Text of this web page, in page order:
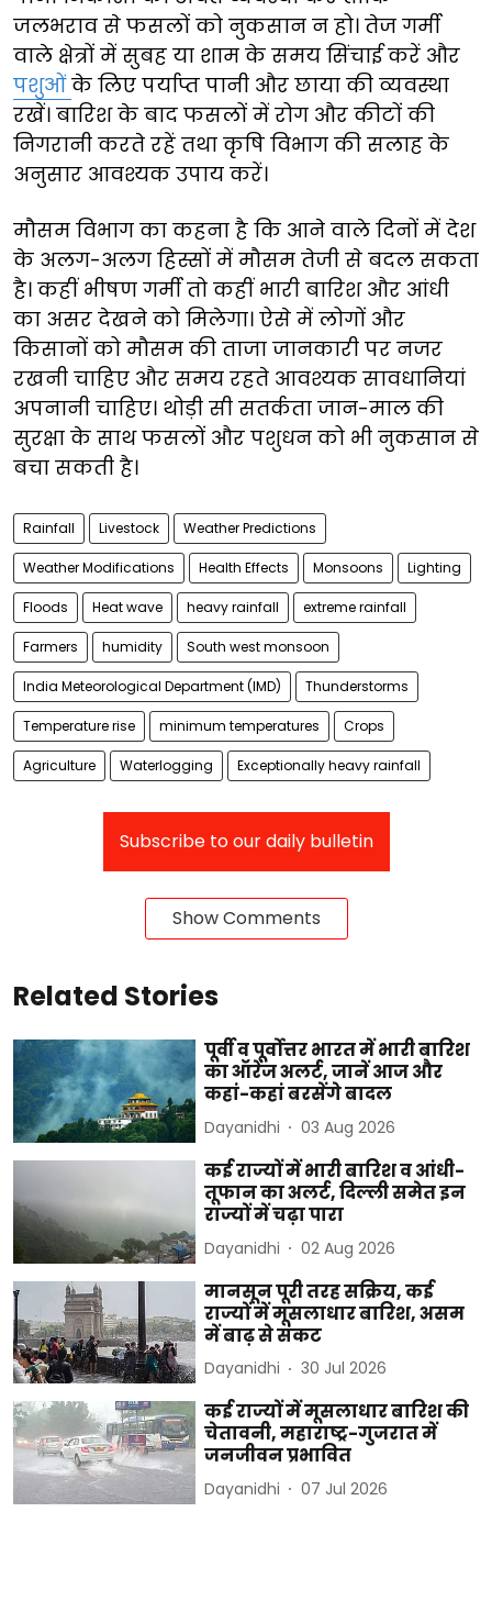
जलभराव से फसलों को नुकसान न हो। तेज गर्मी
वाले क्षेत्रों में सुबह या शाम के समय सिंचाई करें और
पशुओंके लिए पर्याप्त पानी और छाया की व्यवस्था
रखें। बारिश के बाद फसलों में रोग और कीटों की
निगरानी करते रहें तथा कृषि विभाग की सलाह के
अनुसार आवश्यक उपाय करें।
मौसम विभाग का कहना है कि आने वाले दिनों में देश
के अलग-अलग हिस्सों में मौसम तेजी से बदल सकता
है। कहीं भीषण गर्मी तो कहीं भारी बारिश और आंधी
का असर देखने को मिलेगा। ऐसे में लोगों और
किसानों को मौसम की ताजा जानकारी पर नजर
रखनी चाहिए और समय रहते आवश्यक सावधानियां
अपनानी चाहिए। थोड़ी सी सतर्कता जान-माल की
सुरक्षा के साथ फसलों और पशुधन को भी नुकसान से
बचा सकती है।
Rainfall Livestock Weather Predictions
Weather Modifications Health Effects Monsoons Lighting
Floods Heat wave heavy rainfall extreme rainfall
Farmers humidity South west monsoon
India Meteorological Department (IMD) Thunderstorms
Temperature rise minimum temperatures Crops
Agriculture Waterlogging Exceptionally heavy rainfall
Subscribe to our daily bulletin
Show Comments
Related Stories
पूर्वी व पूर्वोत्तर भारत में भारी बारिश
का ऑरेंज अलर्ट, जानें आज और
कहां-कहां बरसेंगे बादल
Dayanidhi 03 Aug 2026
कई राज्यों में भारी बारिश व आंधी-
तूफान का अलर्ट, दिल्ली समेत इन
राज्यों में चढ़ा पारा
Dayanidhi 02 Aug 2026
मानसून पूरी तरह सक्रिय, कई
राज्यों में मूसलाधार बारिश, असम
में बाढ़ से संकट
Dayanidhi 30 Jul 2026
कई राज्यों में मूसलाधार बारिश की
चेतावनी, महाराष्ट्र-गुजरात में
जनजीवन प्रभावित
Dayanidhi 07 Jul 2026